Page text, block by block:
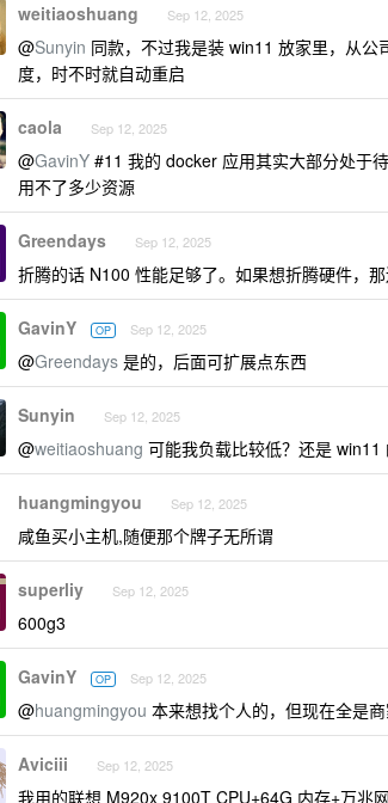
weitiaoshuang Sep 12, 2025
@Sunyin 同款，不过我是装 win11 放家里，从
度，时不时就自动重启
caola Sep 12, 2025
@GavinY #11 我的 docker 应用其实大部分处于
用不了多少资源
Greendays Sep 12, 2025
折腾的话 N100 性能足够了。如果想折腾硬件，
GavinY OP Sep 12, 2025
@Greendays 是的，后面可扩展点东西
Sunyin Sep 12, 2025
@weitiaoshuang 可能我负载比较低？还是
huangmingyou Sep 12, 2025
咸鱼买小主机,随便那个牌子无所谓
superliy Sep 12, 2025
600g3
GavinY OP Sep 12, 2025
@huangmingyou 本来想找个人的，但现在全是
Aviciii Sep 12, 2025
我用的联想 M920x 9100T CPU+64G 内存+万兆